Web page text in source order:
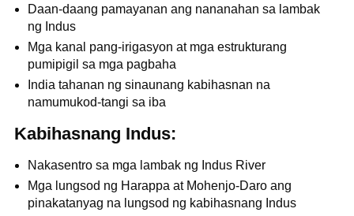
Daan-daang pamayanan ang nananahan sa lambak
ng Indus
Mga kanal pang-irigasyon at mga estrukturang
pumipigil sa mga pagbaha
India tahanan ng sinaunang kabihasnan na
namumukod-tangi sa iba
Kabihasnang Indus:
Nakasentro sa mga lambak ng Indus River
Mga lungsod ng Harappa at Mohenjo-Daro ang
pinakatanyag na lungsod ng kabihasnang Indus